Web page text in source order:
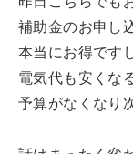
補助金のお申し
本当にお得です
電気代も安くな
予算がなくなり